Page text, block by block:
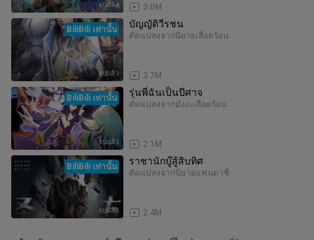
จบแล้ว 3.0M
จบแล้ว
BiliBili เท่านั้น บัญญัติวีรชน
ดัดแปลงจากนิยายเลือดร้อน
3.7M
จบแล้ว
BiliBili เท่านั้น รุ่นพี่ฉันเป็นปีศาจ
ดัดแปลงจากมังงะเลือดร้อน
2.1M
จบแล้ว
BiliBili เท่านั้น ราชานักบู๊สู้สิบทิศ
ดัดแปลงจากนิยายแฟนตาซี
2.4M